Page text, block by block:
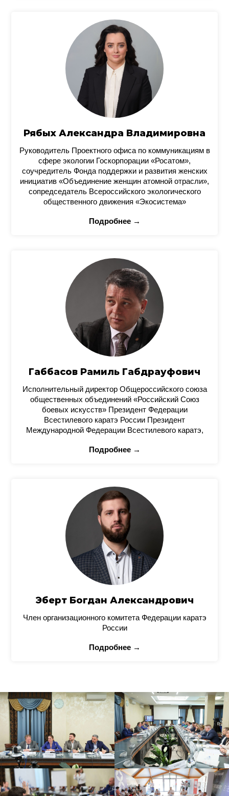
Рябых Александра Владимировна
Руководитель Проектного офиса по коммуникациям в
сфере экологии Госкорпорации «Росатом»,
соучредитель Фонда поддержки и развития женских
инициатив «Объединение женщин атомной отрасли»,
сопредседатель Всероссийского экологического
общественного движения «Экосистема»
Подробнее →
Габбасов Рамиль Габдрауфович
Исполнительный директор Общероссийского союза
общественных объединений «Российский Союз
боевых искусств» Президент Федерации
Всестилевого каратэ России Президент
Международной Федерации Всестилевого каратэ,
Подробнее →
Эберт Богдан Александрович
Член организационного комитета Федерации каратэ
России
Подробнее →